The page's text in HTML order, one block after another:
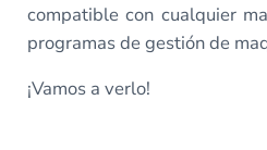
compatible con cualquier
programas de gestión de
¡Vamos a verlo!